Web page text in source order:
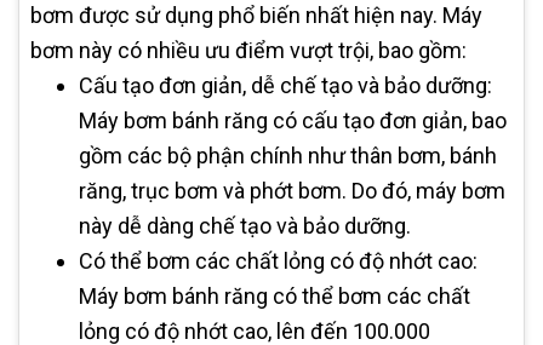
bơm được sử dụng phổ biến nhất hiện nay. Máy
bơm này có nhiều ưu điểm vượt trội, bao gồm:
Cấu tạo đơn giản, dễ chế tạo và bảo dưỡng:
Máy bơm bánh răng có cấu tạo đơn giản, bao
gồm các bộ phận chính như thân bơm, bánh
răng, trục bơm và phớt bơm. Do đó, máy bơm
này dễ dàng chế tạo và bảo dưỡng.
Có thể bơm các chất lỏng có độ nhớt cao:
Máy bơm bánh răng có thể bơm các chất
lỏng có độ nhớt cao, lên đến 100.000